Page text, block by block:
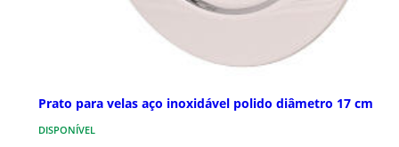
Prato para velas aço inoxidável polido diâmetro 17 cm
DISPONÍVEL